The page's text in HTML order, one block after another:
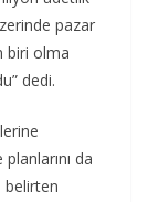
pazar
biri olma
dedi.
da
belirten